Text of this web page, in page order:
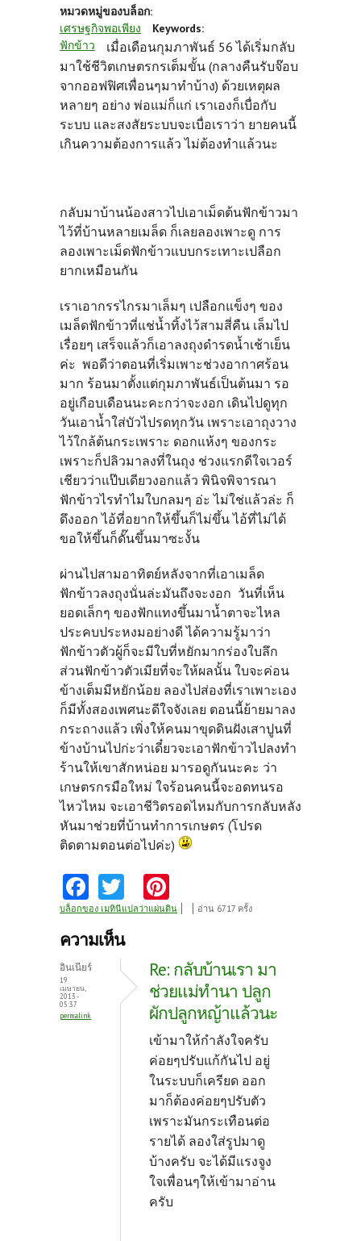
หมวดหมู่ของบล็อก:
เศรษฐกิจพอเพียง
Keywords:
ฟักข้าว
เมื่อเดือนกุมภาพันธ์ 56 ได้เริ่มกลับ
มาใช้ชีวิตเกษตรกรเต็มขั้น (กลางคืนรับจ๊อบ
จากออฟฟิศเพื่อนๆมาทำบ้าง) ด้วยเหตุผล
หลายๆ อย่าง พ่อแม่ก็แก่ เราเองก็เบื่อกับ
ระบบ และสงสัยระบบจะเบื่อเราว่า ยายคนนี้
เกินความต้องการแล้ว ไม่ต้องทำแล้วนะ
กลับมาบ้านน้องสาวไปเอาเม็ดต้นฟักข้าวมา
ไว้ที่บ้านหลายเมล็ด ก็เลยลองเพาะดู การ
ลองเพาะเม็ดฟักข้าวแบบกระเทาะเปลือก
ยากเหมือนกัน
เราเอากรรไกรมาเล็มๆ เปลือกแข็งๆ ของ
เมล็ดฟักข้าวที่แช่น้ำทิ้งไว้สามสี่คืน เล็มไป
เรื่อยๆ เสร็จแล้วก็เอาลงถุงดำรดน้ำเช้าเย็น
ค่ะ พอดีว่าตอนที่เริ่มเพาะช่วงอากาศร้อน
มาก ร้อนมาตั้งแต่กุมภาพันธ์เป็นต้นมา รอ
อยู่เกือบเดือนนะคะกว่าจะงอก เดินไปดูทุก
วันเอาน้ำใส่บัวไปรดทุกวัน เพราะเอาถุงวาง
ไว้ใกล้ต้นกระเพราะ ดอกแห้งๆ ของกระ
เพราะก็ปลิวมาลงที่ในถุง ช่วงแรกดีใจเวอร์
เชียวว่าแป๊บเดียวงอกแล้ว พินิจพิจารณา
ฟักข้าวไรทำไมใบกลมๆ อ่ะ ไม่ใช่แล้วล่ะ ก็
ดึงออก ไอ้ที่อยากให้ขึ้นก็ไม่ขึ้น ไอ้ที่ไม่ได้
ขอให้ขึ้นก็ดั๊นขึ้นมาซะงั้น
ผ่านไปสามอาทิตย์หลังจากที่เอาเมล็ด
ฟักข้าวลงถุงนั่นล่ะมันถึงจะงอก วันที่เห็น
ยอดเล็กๆ ของฟักแทงขึ้นมาน้ำตาจะไหล
ประคบประหงมอย่างดี ได้ความรู้มาว่า
ฟักข้าวตัวผู้ก็จะมีใบที่หยักมากร่องใบลึก
ส่วนฟักข้าวตัวเมียที่จะให้ผลนั้น ใบจะค่อน
ข้างเต็มมีหยักน้อย ลองไปส่องที่เราเพาะเอง
ก็มีทั้งสองเพศนะดีใจจังเลย ตอนนี้ย้ายมาลง
กระถางแล้ว เพิ่งให้คนมาขุดดินฝังเสาปูนที่
ข้างบ้านไปก่ะว่าเดี๋ยวจะเอาฟักข้าวไปลงทำ
ร้านให้เขาสักหน่อย มารอดูกันนะคะ ว่า
เกษตรกรมือใหม่ ใจร้อนคนนี้จะอดทนรอ
ไหวไหม จะเอาชีวิตรอดไหมกับการกลับหลัง
หันมาช่วยที่บ้านทำการเกษตร (โปรด
ติดตามตอนต่อไปค่ะ)
Fa
ce
b
o
k
w
itt
nt
es
t
บล็อกของ เมทินีแปลว่าแผ่นดิน อ่าน 6717 ครั้ง
ความเห็น
อินเนียร์
19
เมษายน,
2013 -
05:37
permalink
Re: กลับบ้านเรา มา
ช่วยแม่ทำนา ปลูก
ผักปลูกหญ้าแล้วนะ
เข้ามาให้กำลังใจครับ
ค่อยๆปรับแก้กันไป อยู่
ในระบบก็เครียด ออก
มาก็ต้องค่อยๆปรับตัว
เพราะมันกระเทือนต่อ
รายได้ ลองใส่รูปมาดู
บ้างครับ จะได้มีแรงจูง
ใจเพื่อนๆให้เข้ามาอ่าน
ครับ